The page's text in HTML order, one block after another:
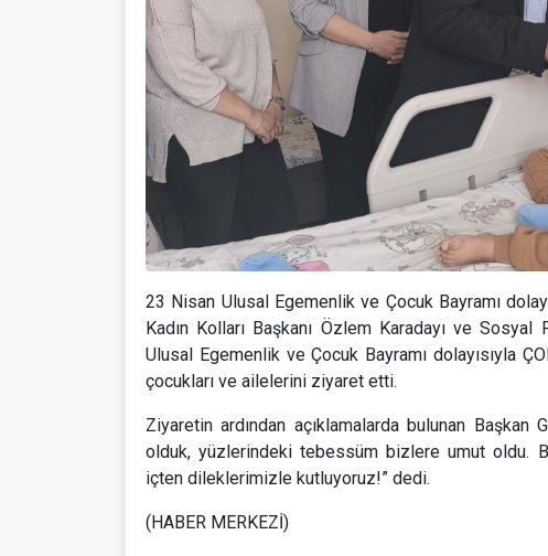
23 Nisan Ulusal Egemenlik ve Çocuk Bayramı
Kadın Kolları Başkanı Özlem Karadayı ve
Ulusal Egemenlik ve Çocuk Bayramı dolayısıyla
çocukları ve ailelerini ziyaret etti.
Ziyaretin ardından açıklamalarda bulunan
olduk, yüzlerindeki tebessüm bizlere umut oldu.
içten dileklerimizle kutluyoruz!” dedi.
(HABER MERKEZİ)